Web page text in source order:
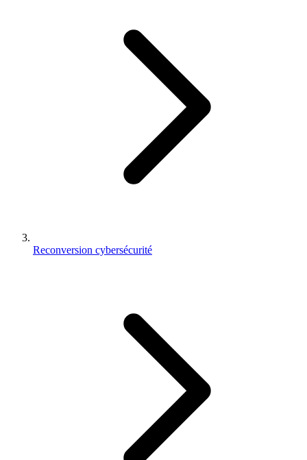
Reconversion cybersécurité